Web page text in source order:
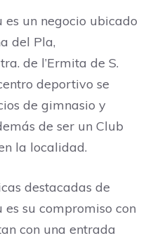
un negocio ubicado
del Pla,
de l’Ermita de S.
deportivo se
de gimnasio y
de ser un Club
la localidad.
destacadas de
su compromiso con
con una entrada